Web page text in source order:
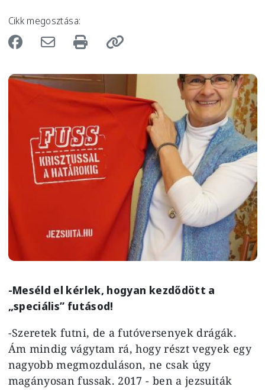
Cikk megosztása:
Image
-Meséld el kérlek, hogyan kezdődött a
„speciális” futásod!
-Szeretek futni, de a futóversenyek drágák.
Ám mindig vágytam rá, hogy részt vegyek egy
nagyobb megmozduláson, ne csak úgy
magányosan fussak. 2017 - ben a jezsuiták